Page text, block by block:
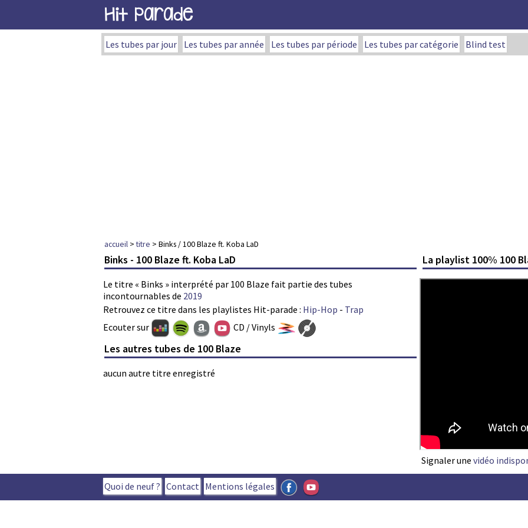
Hit Parade
Les tubes par jour Les tubes par année Les tubes par période Les tubes par catégorie Blind test
accueil >titre > Binks / 100 Blaze ft. Koba LaD
Binks - 100 Blaze ft. Koba LaD
Le titre « Binks » interprété par 100 Blaze fait partie des tubes
incontournables de 2019
Retrouvez ce titre dans les playlistes Hit-parade : Hip-Hop - Trap
La playlist 100% 100
Signaler une vidéo
Ecouter sur CD / Vinyls
Les autres tubes de 100 Blaze
aucun autre titre enregistré
Quoi de neuf ? Contact Mentions légales